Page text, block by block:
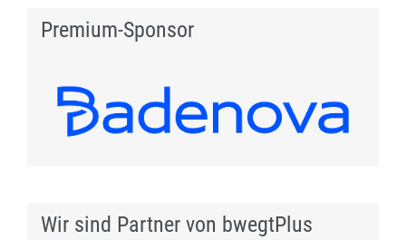
Premium-Sponsor
Wir sind Partner von bwegtPlus